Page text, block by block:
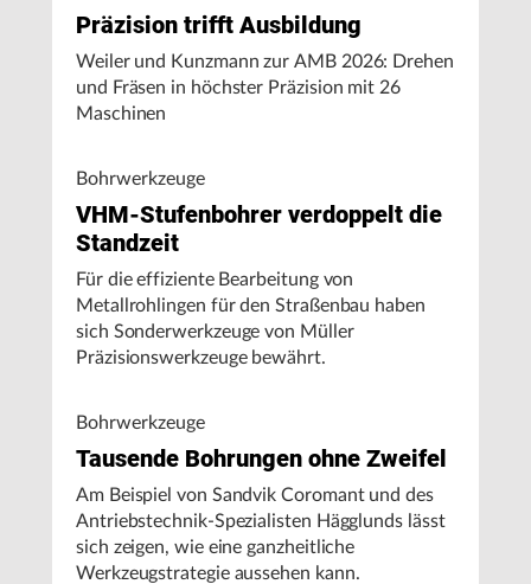
Präzision trifft Ausbildung
Weiler und Kunzmann zur AMB 2026: Drehen
und Fräsen in höchster Präzision mit 26
Maschinen
Bohrwerkzeuge
VHM-Stufenbohrer verdoppelt die
Standzeit
Für die effiziente Bearbeitung von
Metallrohlingen für den Straßenbau haben
sich Sonderwerkzeuge von Müller
Präzisionswerkzeuge bewährt.
Bohrwerkzeuge
Tausende Bohrungen ohne Zweifel
Am Beispiel von Sandvik Coromant und des
Antriebstechnik-Spezialisten Hägglunds lässt
sich zeigen, wie eine ganzheitliche
Werkzeugstrategie aussehen kann.